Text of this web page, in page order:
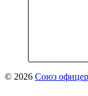
© 2026 Союз